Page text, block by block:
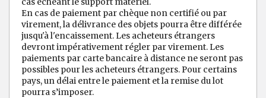
En cas de paiement par chèque non certifié ou par
virement, la délivrance des objets pourra être différée
jusqu'à l'encaissement. Les acheteurs étrangers
devront impérativement régler par virement. Les
paiements par carte bancaire à distance ne seront pas
possibles pour les acheteurs étrangers. Pour certains
pays, un délai entre le paiement et la remise du lot
pourra s’imposer.